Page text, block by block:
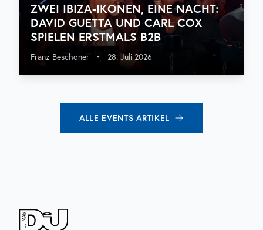
ZWEI IBIZA-IKONEN, EINE NACHT:
DAVID GUETTA UND CARL COX
SPIELEN ERSTMALS B2B
Franz Beschoner • 28. Juli 2026
ALLE EVENTS ARTIKEL